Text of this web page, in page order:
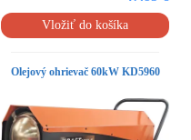
Vložiť do košíka
Olejový ohrievač 60kW KD5960